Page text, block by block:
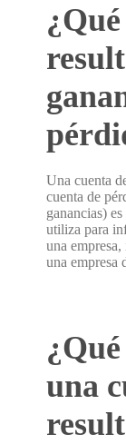
Una cuenta
cuenta de
ganancias)
utiliza para
una
una empresa
una